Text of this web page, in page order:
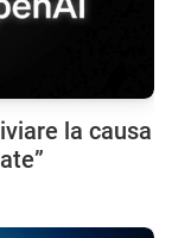
la causa